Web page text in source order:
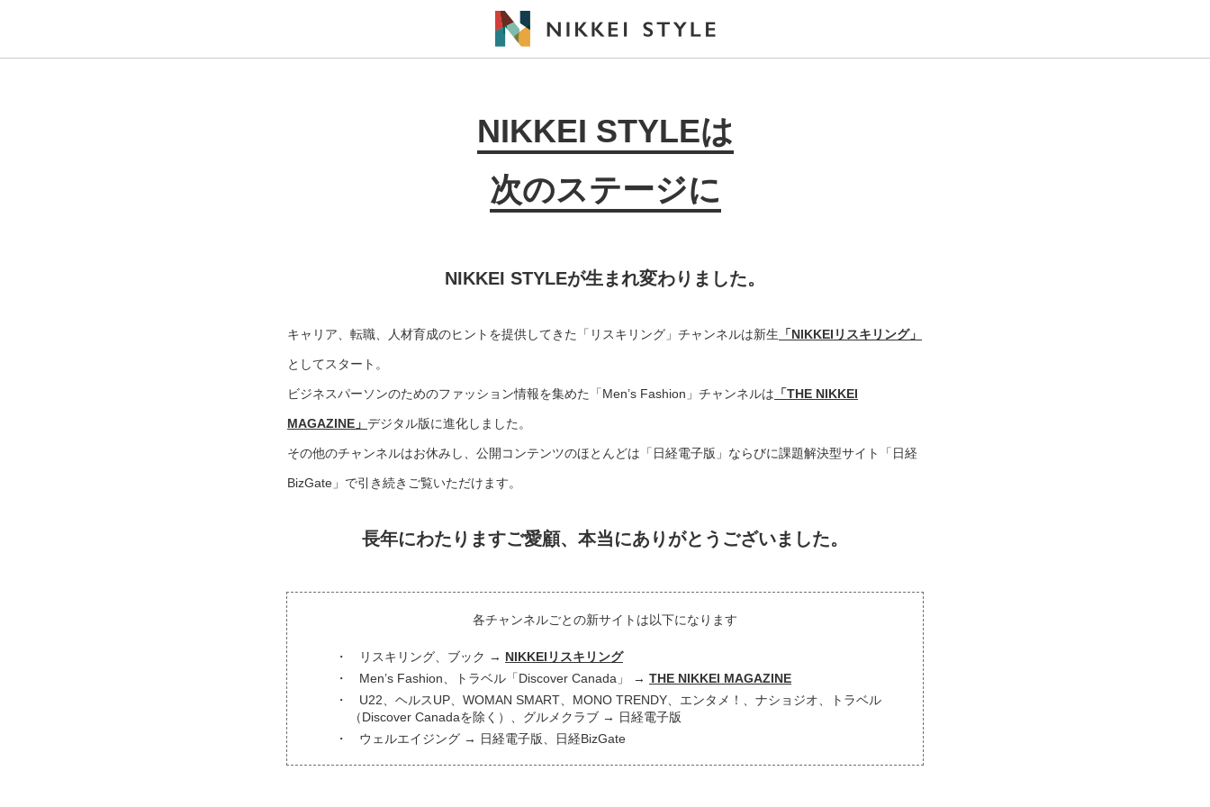
NIKKEI STYLEは
次のステージに
NIKKEI STYLEが生まれ変わりました。
キャリア、転職、人材育成のヒントを提供してきた「リスキリング」チャンネルは新生 「NIKKEIリスキリング」
としてスタート。
ビジネスパーソンのためのファッション情報を集めた「Men’s Fashion」チャンネルは 「THE NIKKEI
MAGAZINE」 デジタル版に進化しました。
その他のチャンネルはお休みし、公開コンテンツのほとんどは「日経電子版」ならびに課題解決型サイト「日経
BizGate」で引き続きご覧いただけます。
長年にわたりますご愛顧、 本当にありがとうございました。
各チャンネルごとの新サイトは以下になります
リスキリング、ブック
NIKKEIリスキリング
Men’s Fashion、トラベル「Discover Canada」
THE NIKKEI MAGAZINE
U22、ヘルスUP、WOMAN SMART、MONO TRENDY、エンタメ！、ナショジオ、トラベル
（Discover Canadaを除く）、グルメクラブ
日経電子版
ウェルエイジング
日経電子版、日経BizGate